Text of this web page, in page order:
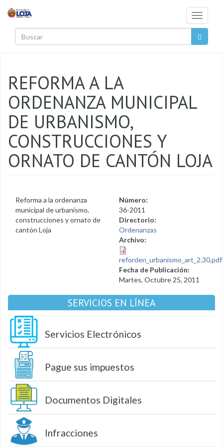
Toggle
REFORMA A LA
ORDENANZA MUNICIPAL
DE URBANISMO,
CONSTRUCCIONES Y
ORNATO DE CANTÓN LOJA
Reforma a la ordenanza
municipal de urbanismo,
construcciones y ornato de
cantón Loja
Número:
36-2011
Directorio:
Ordenanzas
Archivo:
reforden_urbanismo_art_2.30.pdf
Fecha de Publicación:
Martes, Octubre 25, 2011
SERVICIOS EN LÍNEA
Servicios Electrónicos
Pague sus impuestos
Documentos Digitales
Infracciones